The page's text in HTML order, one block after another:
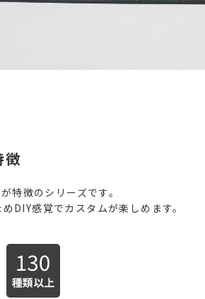
徴
特徴のシリーズです。
DIY感覚でカスタムが楽しめます。